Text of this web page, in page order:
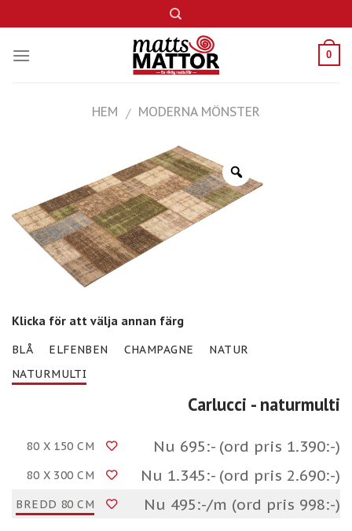
to
content
0
HEM / MODERNA MÖNSTER
Klicka för att välja annan färg
BLÅ ELFENBEN CHAMPAGNE
NATUR
NATURMULTI
Carlucci - naturmulti
80 X 150 CM Nu 695:- (ord pris 1.390:-)
80 X 300 CM Nu 1.345:- (ord pris 2.690:-)
BREDD 80 CM Nu 495:-/m (ord pris 998:-)